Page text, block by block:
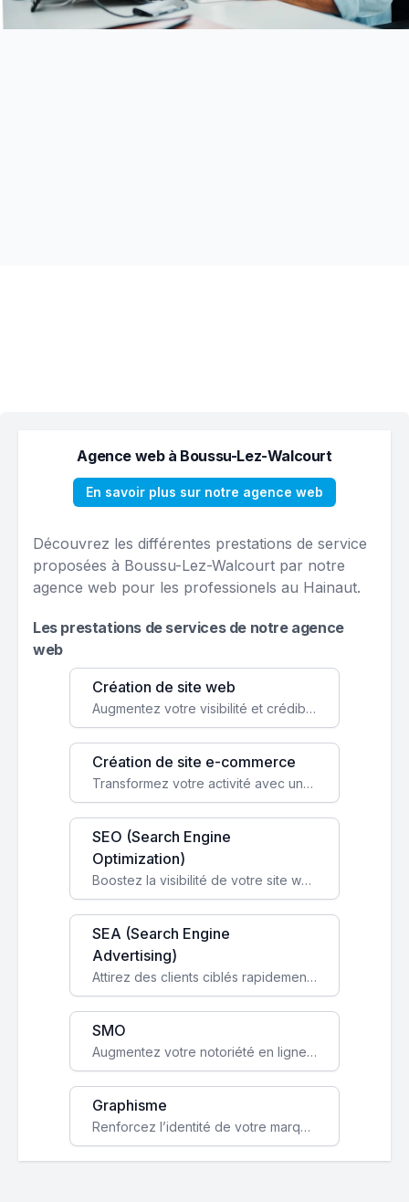
Agence web à Boussu-Lez-Walcourt
En savoir plus sur notre agence web
Découvrez les différentes prestations de service
proposées à Boussu-Lez-Walcourt par notre
agence web pour les professionels au Hainaut.
Les prestations de services de notre agence
web
Création de site web
Augmentez votre visibilité et crédibilité en ligne avec un site web performant, conçu pour attirer plus de clients.
Création de site e-commerce
Transformez votre activité avec une boutique en ligne, accessible à l'échelle mondiale 24/7.
SEO (Search Engine
Optimization)
Boostez la visibilité de votre site web sur Google et attirez du trafic qualifié grâce à nos stratégies SEO.
SEA (Search Engine
Advertising)
Attirez des clients ciblés rapidement avec des campagnes publicitaires payantes optimisées pour vos objectifs.
SMO
Augmentez votre notoriété en ligne et stimulez la croissance de votre entreprise grâce à une stratégie sociale sur mesure.
Graphisme
Renforcez l’identité de votre marque avec un design unique qui capte l’attention et engage vos clients.